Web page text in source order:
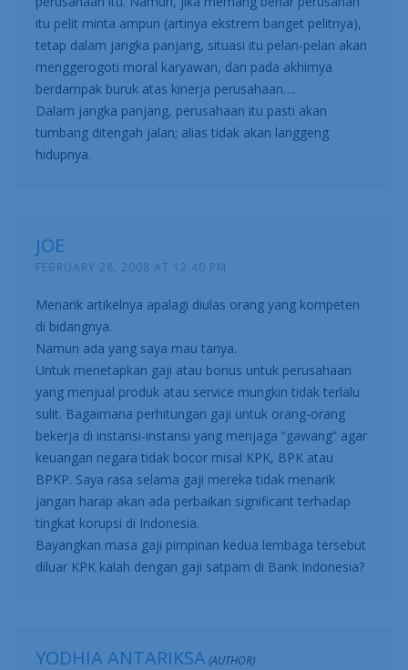
itu pelit minta ampun (artinya ekstrem banget pelitnya),
tetap dalam jangka panjang, situasi itu pelan-pelan akan
menggerogoti moral karyawan, dan pada akhirnya
berdampak buruk atas kinerja perusahaan….
Dalam jangka panjang, perusahaan itu pasti akan
tumbang ditengah jalan; alias tidak akan langgeng
hidupnya.
JOE
FEBRUARY 28, 2008 AT 12:40 PM
Menarik artikelnya apalagi diulas orang yang kompeten
di bidangnya.
Namun ada yang saya mau tanya.
Untuk menetapkan gaji atau bonus untuk perusahaan
yang menjual produk atau service mungkin tidak terlalu
sulit. Bagaimana perhitungan gaji untuk orang-orang
bekerja di instansi-instansi yang menjaga “gawang” agar
keuangan negara tidak bocor misal KPK, BPK atau
BPKP. Saya rasa selama gaji mereka tidak menarik
jangan harap akan ada perbaikan significant terhadap
tingkat korupsi di Indonesia.
Bayangkan masa gaji pimpinan kedua lembaga tersebut
diluar KPK kalah dengan gaji satpam di Bank Indonesia?
YODHIA ANTARIKSA